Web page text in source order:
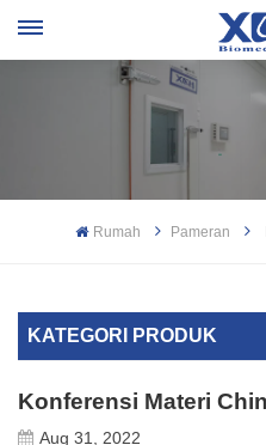
Rumah Pameran
KATEGORI PRODUK
Konferensi Materi
Aug 31, 2022